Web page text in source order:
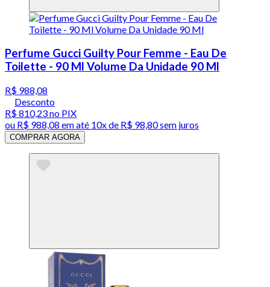
Perfume Gucci Guilty Pour Femme - Eau De
Toilette - 90 Ml Volume Da Unidade 90 Ml
R$ 988,08
Desconto
R$ 810,23no PIX
ou R$ 988,08 em até 10x de R$ 98,80 sem juros
COMPRAR AGORA